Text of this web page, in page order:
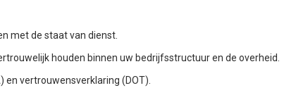
met de staat van dienst.
houden binnen uw bedrijfsstructuur en de overheid.
vertrouwensverklaring (DOT).